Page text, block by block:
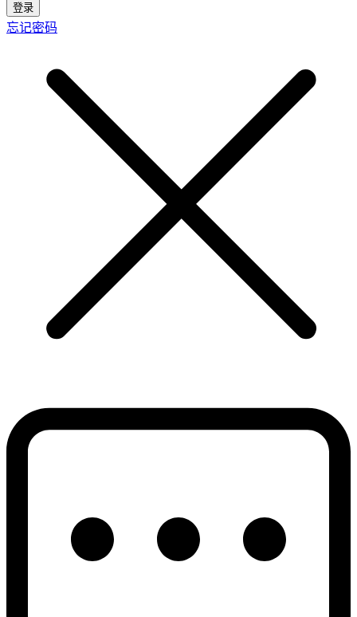
登录
忘记密码